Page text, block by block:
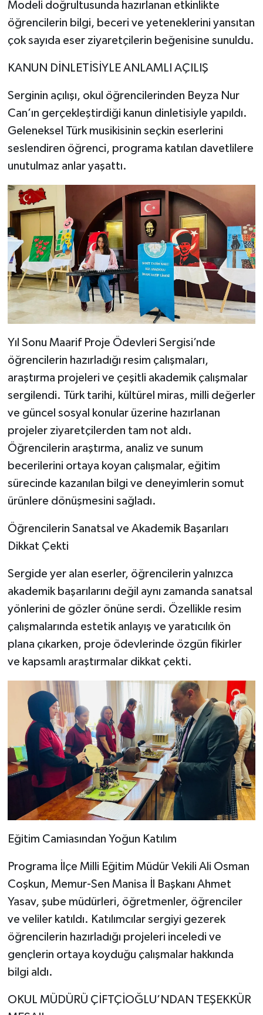
Modeli doğrultusunda hazırlanan etkinlikte
öğrencilerin bilgi, beceri ve yeteneklerini yansıtan
çok sayıda eser ziyaretçilerin beğenisine sunuldu.
KANUN DİNLETİSİYLE ANLAMLI AÇILIŞ
Serginin açılışı, okul öğrencilerinden Beyza Nur
Can’ın gerçekleştirdiği kanun dinletisiyle yapıldı.
Geleneksel Türk musikisinin seçkin eserlerini
seslendiren öğrenci, programa katılan davetlilere
unutulmaz anlar yaşattı.
Yıl Sonu Maarif Proje Ödevleri Sergisi’nde
öğrencilerin hazırladığı resim çalışmaları,
araştırma projeleri ve çeşitli akademik çalışmalar
sergilendi. Türk tarihi, kültürel miras, milli değerler
ve güncel sosyal konular üzerine hazırlanan
projeler ziyaretçilerden tam not aldı.
Öğrencilerin araştırma, analiz ve sunum
becerilerini ortaya koyan çalışmalar, eğitim
sürecinde kazanılan bilgi ve deneyimlerin somut
ürünlere dönüşmesini sağladı.
Öğrencilerin Sanatsal ve Akademik Başarıları
Dikkat Çekti
Sergide yer alan eserler, öğrencilerin yalnızca
akademik başarılarını değil aynı zamanda sanatsal
yönlerini de gözler önüne serdi. Özellikle resim
çalışmalarında estetik anlayış ve yaratıcılık ön
plana çıkarken, proje ödevlerinde özgün fikirler
ve kapsamlı araştırmalar dikkat çekti.
Eğitim Camiasından Yoğun Katılım
Programa İlçe Milli Eğitim Müdür Vekili Ali Osman
Coşkun, Memur-Sen Manisa İl Başkanı Ahmet
Yasav, şube müdürleri, öğretmenler, öğrenciler
ve veliler katıldı. Katılımcılar sergiyi gezerek
öğrencilerin hazırladığı projeleri inceledi ve
gençlerin ortaya koyduğu çalışmalar hakkında
bilgi aldı.
OKUL MÜDÜRÜ ÇİFTÇİOĞLU’NDAN TEŞEKKÜR